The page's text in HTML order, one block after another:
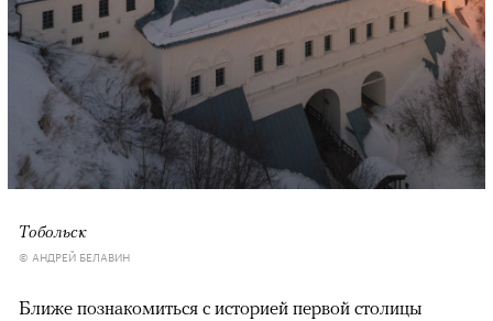
Тобольск
© АНДРЕЙ БЕЛАВИН
Ближе познакомиться с историей первой столицы